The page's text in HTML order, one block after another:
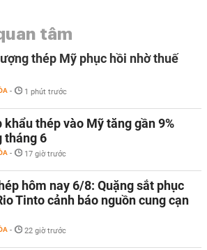
tâm
thép Mỹ phục hồi nhờ thuế
- 1 phút trước
khẩu thép vào Mỹ tăng gần 9%
tháng 6
- 17 giờ trước
hôm nay 6/8: Quặng sắt phục
Tinto cảnh báo nguồn cung cạn
- 22 giờ trước